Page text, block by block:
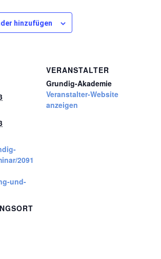
hinzufügen
2091
und-
VERANSTALTER
Grundig-Akademie
Veranstalter-Website
anzeigen